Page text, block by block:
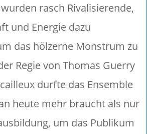
rasch Rivalisierende,
und Energie dazu
das hölzerne Monstrum zu
Regie von Thomas Guerry
durfte das Ensemble
heute mehr braucht als nur
um das Publikum